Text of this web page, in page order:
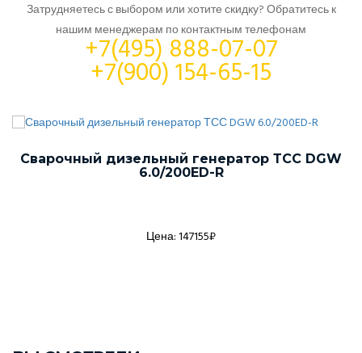
Затрудняетесь с выбором или хотите скидку? Обратитесь к
нашим менеджерам по контактным телефонам
+7(495) 888-07-07
+7(900) 154-65-15
Сварочный дизельный генератор ТСС DGW
6.0/200ED-R
Цена: 147155₽